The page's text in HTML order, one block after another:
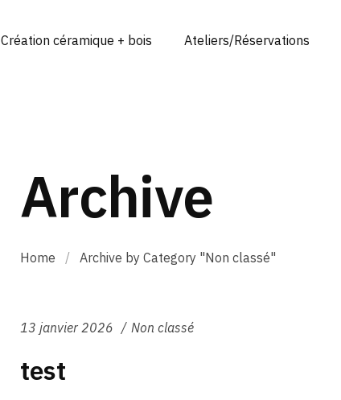
Création céramique + bois Ateliers/Réservations
Archive
Home / Archive by Category "Non classé"
13 janvier 2026 Non classé
test